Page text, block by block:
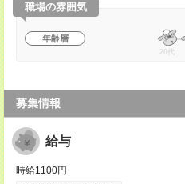
職場の雰囲気
年齢層
20代
募集情報
給与
時給1100円